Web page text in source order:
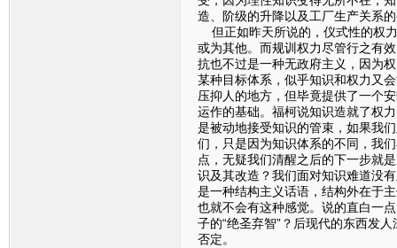
造、阶级的升降以及工厂生产关系
但正如昨天所说的，仪式性的权
或为其他。而规训权力尽管行之有
抗也不过是一种无政府主义，因为
某种目标体系，似乎知识和权力又
压抑人的地方，但毕竟提供了一个
运作的基础。福柯说知识造就了权
是被动地接受知识的管束，如果我
们，只是因为知识体系的不同，我
点，无疑我们清醒之后的下一步就
识及其改造？我们面对知识难道没
是一种结构主义话语，结构外在于
也就不会有这种感觉。说的直白一
子的“绝圣弃智”？后现代的东西发
否定。